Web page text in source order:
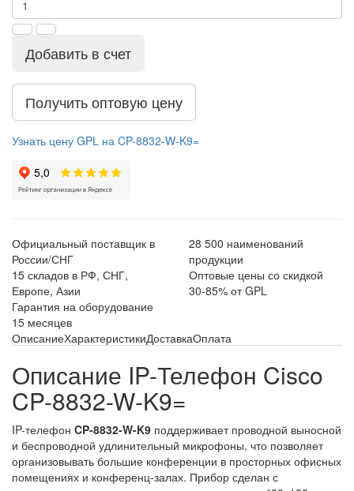
Добавить в счет
Получить оптовую цену
Узнать цену GPL на CP-8832-W-K9=
Официальный поставщик в
России/СНГ
28 500 наименований
продукции
15 складов в РФ, СНГ,
Европе, Азии
Оптовые цены со скидкой
30-85% от GPL
Гарантия на оборудование
15 месяцев
ОписаниеХарактеристикиДоставкаОплата
Описание IP-Телефон Cisco
CP-8832-W-K9=
IP-телефон CP-8832-W-K9 поддерживает проводной выносной
и беспроводной удлинительный микрофоны, что позволяет
организовывать большие конференции в просторных офисных
помещениях и конференц-залах. Прибор сделан с